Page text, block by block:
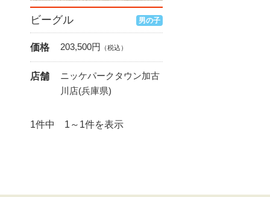
ビーグル 男の子
価格 203,500円 （税込）
店舗
ニッケパークタウン加古
川店(兵庫県)
1件中 1～1件を表示